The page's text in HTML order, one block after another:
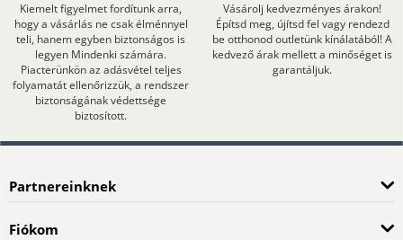
Kiemelt figyelmet fordítunk arra,
hogy a vásárlás ne csak élménnyel
teli, hanem egyben biztonságos is
legyen Mindenki számára.
Piacterünkön az adásvétel teljes
folyamatát ellenőrizzük, a rendszer
biztonságának védettsége
biztosított.
Vásárolj kedvezményes árakon!
Építsd meg, újítsd fel vagy rendezd
be otthonod outletünk kínálatából! A
kedvező árak mellett a minőséget is
garantáljuk.
Partnereinknek
Fiókom